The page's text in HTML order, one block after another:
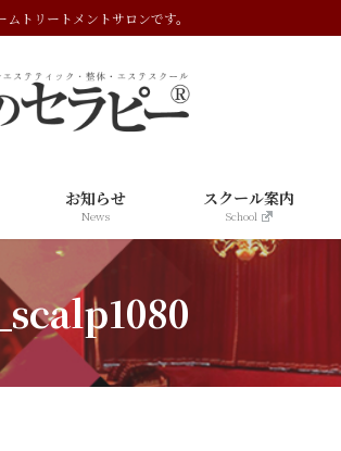
トリートメントサロンです。
お知らせ
News
スクール案内
School